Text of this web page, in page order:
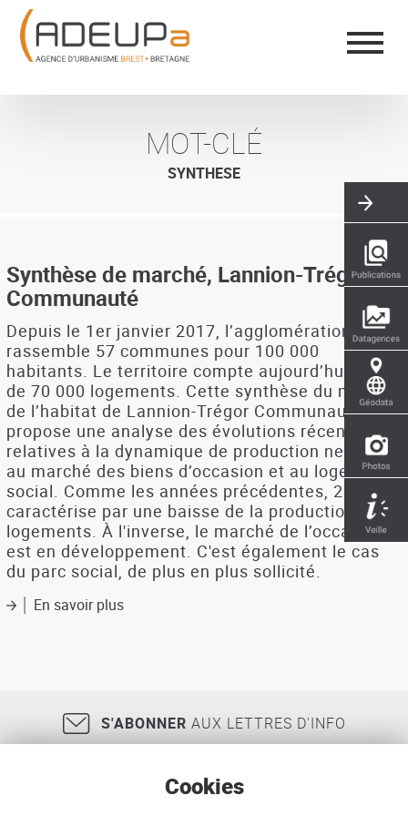
Aller
contenu
principal
MOT-CLÉ
SYNTHESE
Synthèse de marché, Lannion-Trégor
Communauté
Depuis le 1er janvier 2017, l’agglomération
rassemble 57 communes pour 100 000
habitants. Le territoire compte aujourd’hui près
de 70 000 logements. Cette synthèse du marché
de l’habitat de Lannion-Trégor Communauté
propose une analyse des évolutions récentes
relatives à la dynamique de production neuve,
au marché des biens d’occasion et au logement
social. Comme les années précédentes, 2018 se
caractérise par une baisse de la production de
logements. À l'inverse, le marché de l’occasion
est en développement. C'est également le cas
du parc social, de plus en plus sollicité.
En savoir plussur
Communauté
S'ABONNER AUX LETTRES D'INFO
Panneau de gestion des cookies
Cookies